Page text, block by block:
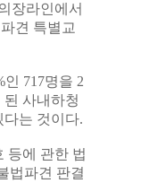
장라인에서
견 특별교
717명을 2
사내하청
는 것이다.
등에 관한 법
법파견 판결